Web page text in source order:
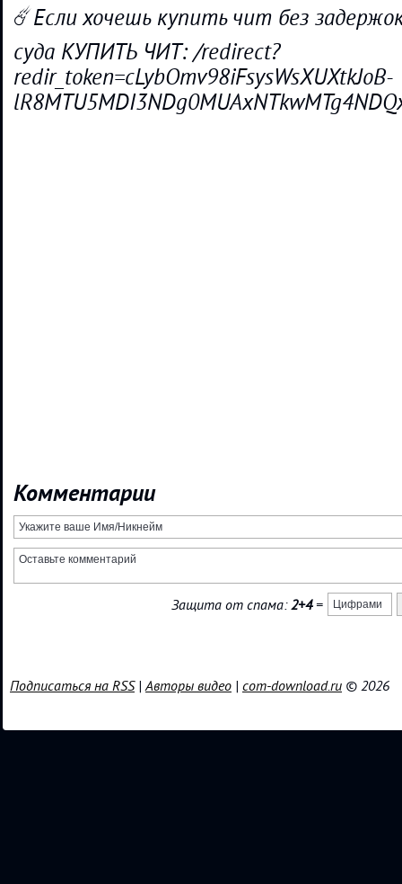
☄️Если хочешь купить чит без
суда КУПИТЬ ЧИТ: /redirect?
redir_token=cLybOmv98iFsysWsXUXtkJoB-
Комментарии
Защита от спама:2+4=
Подписаться на RSS|Авторы видео | com-download.ru © 2026